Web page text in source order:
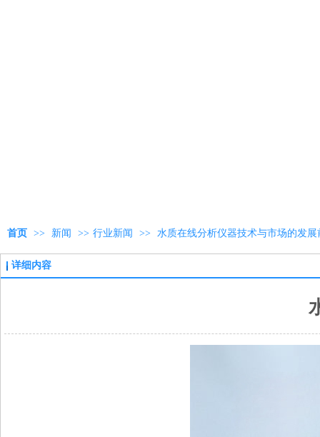
首页 >> 新闻 >> 行业新闻 >> 水质在线分析仪器技术与市场的发展
详细内容